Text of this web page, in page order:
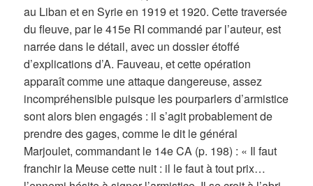
au Liban et en Syrie en 1919 et 1920. Cette traversée
du fleuve, par le 415e RI commandé par l’auteur, est
narrée dans le détail, avec un dossier étoffé
d’explications d’A. Fauveau, et cette opération
apparaît comme une attaque dangereuse, assez
incompréhensible puisque les pourparlers d’armistice
sont alors bien engagés : il s’agit probablement de
prendre des gages, comme le dit le général
Marjoulet, commandant le 14e CA (p. 198) : « Il faut
franchir la Meuse cette nuit : il le faut à tout prix…